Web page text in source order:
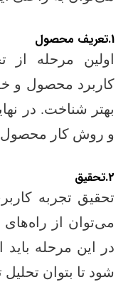
1.تعریف محصول
اولین مرحله از
کاربرد محصول و
بهتر شناخت. در
و روش کار محصول
2.تحقیق
تحقیق تجربه
می‌توان از
در این مرحله
شود تا بتوان